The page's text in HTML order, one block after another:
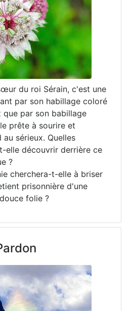
du roi Sérain, c'est une
par son habillage coloré
par son babillage
prête à sourire et
sérieux. Quelles
elle découvrir derrière ce
?
cherchera-t-elle à briser
prisonnière d'une
folie ?